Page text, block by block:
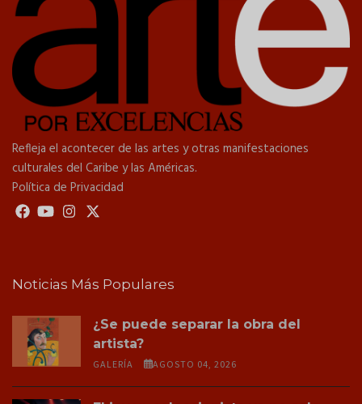
Refleja el acontecer de las artes y otras manifestaciones
culturales del Caribe y las Américas.
Política de Privacidad
Noticias Más Populares
¿Se puede separar la obra del
artista?
GALERÍA AGOSTO 04, 2026